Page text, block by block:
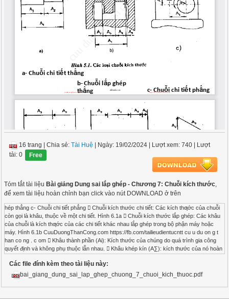
16 trang |Chia sẻ:Tài Huệ | Ngày: 19/02/2024 | Lượt xem: 740 | Lượt
tải: 0
Free
Tóm tắt tài liệu Bài giảng Dung sai lắp ghép - Chương 7: Chuỗi kích thước,
để xem tài liệu hoàn chỉnh bạn click vào nút DOWNLOAD ở trên
hép thẳng c- Chuỗi chi tiết phẳng  Chuỗi kích thước chi tiết: Các kích thƣớc của chuỗi
còn gọi là khâu, thuộc về một chi tiết. Hình 6.1a  Chuỗi kích thước lắp ghép: Các khâu
của chuỗi là kích thƣớc của các chi tiết khác nhau lắp ghép trong bộ phận máy hoặc
máy. Hình 6.1b CuuDuongThanCong.com https://fb.com/tailieudientucntt cu u du on g t
han co ng . c om  Khâu thành phần (Ai): Kích thước của chúng do quá trình gia công
quyết định và không phụ thuộc lẫn nhau.  Khâu khép kín (A∑): kích thước của nó hoàn
lắp ráp thì khâu khép kín không được thực hiện trực tiếp mà  kết quả của sự thực hiện
các khâu thành phần nó được hình thành cuối cùng trong trình tự công nghệ. AA i n i i 1
CuuDuongThanCong.com https://fb.com/tailieudientucntt cu u du on g t han co ng . c om
 Khâu thành phần tăng (Ai): Khi Ai tăng hoặc giảm thì A∑ cùng tăng hoặc giảm  Khâu
thành phần giảm (Aj):. Khi Aj tăng hoặc giảm thì A∑ giảm hoặc tăng
Các file đính kèm theo tài liệu này:
bai_giang_dung_sai_lap_ghep_chuong_7_chuoi_kich_thuoc.pdf